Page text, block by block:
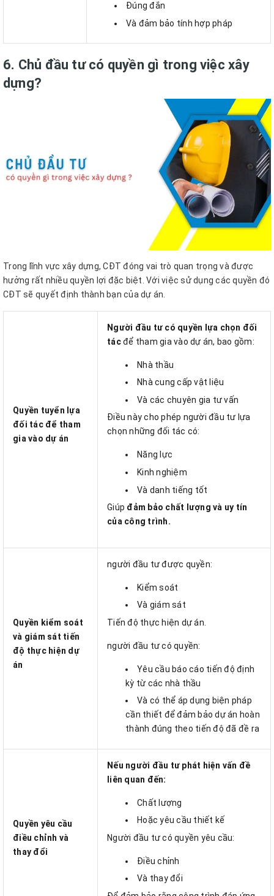
Đúng đắn
Và đảm bảo tính hợp pháp
6. Chủ đầu tư có quyền gì trong việc xây
dựng?
Trong lĩnh vực xây dựng, CĐT đóng vai trò quan trọng và được
hưởng rất nhiều quyền lợi đặc biệt. Với việc sử dụng các quyền đó
CĐT sẽ quyết định thành bạn của dự án.
Quyền tuyển lựa
đối tác để tham
gia vào dự án
Người đầu tư có quyền lựa chọn đối
tácđể tham gia vào dự án, bao gồm:
Nhà thầu
Nhà cung cấp vật liệu
Và các chuyên gia tư vấn
Điều này cho phép người đầu tư lựa
chọn những đối tác có:
Năng lực
Kinh nghiệm
Và danh tiếng tốt
Giúp đảm bảo chất lượng và uy tín
của công trình.
Quyền kiểm soát
và giám sát tiến
độ thực hiện dự
án
người đầu tư được quyền:
Kiểm soát
Và giám sát
Tiến độ thực hiện dự án.
người đầu tư có quyền:
Yêu cầu báo cáo tiến độ định
kỳ từ các nhà thầu
Và có thể áp dụng biện pháp
cần thiết để đảm bảo dự án hoàn
thành đúng theo tiến độ đã đề ra
Quyền yêu cầu
điều chỉnh và
thay đổi
Nếu người đầu tư phát hiện vấn đề
liên quan đến:
Chất lượng
Hoặc yêu cầu thiết kế
Người đầu tư có quyền yêu cầu:
Điều chỉnh
Và thay đổi